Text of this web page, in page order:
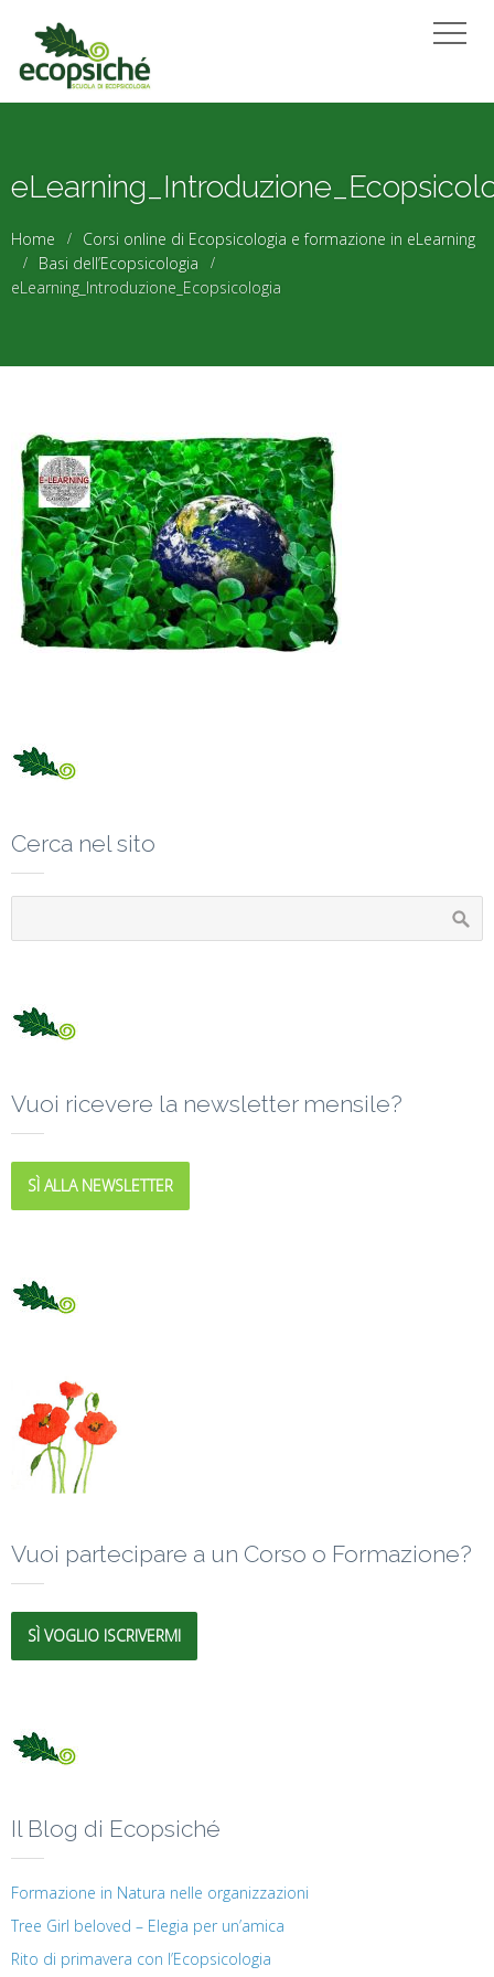
Home
Corsi online di Ecopsicologia e formazione in eLearning
Basi dell’Ecopsicologia
eLearning_Introduzione_Ecopsicologia
Cerca nel sito
Vuoi ricevere la newsletter mensile?
SÌ ALLA NEWSLETTER
Vuoi partecipare a un Corso o Formazione?
SÌ VOGLIO ISCRIVERMI
Il Blog di Ecopsiché
Formazione in Natura nelle organizzazioni
Tree Girl beloved – Elegia per un’amica
Rito di primavera con l’Ecopsicologia